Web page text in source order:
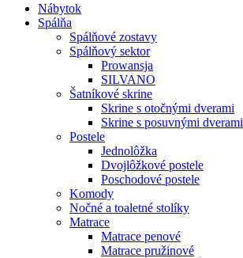
Nábytok
Spálňa
Spálňové zostavy
Spálňový sektor
Prowansja
SILVANO
Šatníkové skrine
Skrine s otočnými dverami
Skrine s posuvnými dverami
Postele
Jednolôžka
Dvojlôžkové postele
Poschodové postele
Komody
Nočné a toaletné stolíky
Matrace
Matrace penové
Matrace pružinové